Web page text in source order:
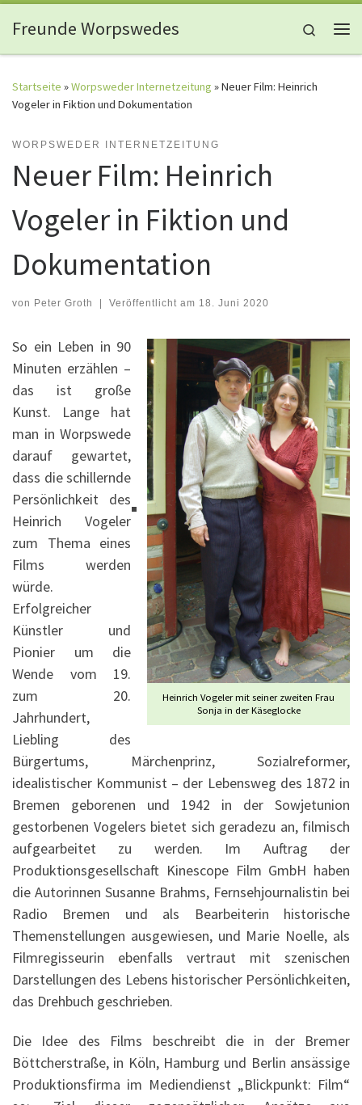
Zum Inhalt springen
Freunde Worpswedes
Search
Startseite »Worpsweder Internetzeitung »Neuer Film: Heinrich
Vogeler in Fiktion und Dokumentation
WORPSWEDER INTERNETZEITUNG
Neuer Film: Heinrich
Vogeler in Fiktion und
Dokumentation
von Peter Groth | Veröffentlicht am 18. Juni 2020
Heinrich Vogeler mit seiner zweiten Frau
Sonja in der Käseglocke
So ein Leben in 90
Minuten erzählen –
das ist große
Kunst. Lange hat
man in Worpswede
darauf gewartet,
dass die schillernde
Persönlichkeit des
Heinrich Vogeler
zum Thema eines
Films werden
würde.
Erfolgreicher
Künstler und
Pionier um die
Wende vom 19.
zum 20.
Jahrhundert,
Liebling des
Bürgertums, Märchenprinz, Sozialreformer,
idealistischer Kommunist – der Lebensweg des 1872 in
Bremen geborenen und 1942 in der Sowjetunion
gestorbenen Vogelers bietet sich geradezu an, filmisch
aufgearbeitet zu werden. Im Auftrag der
Produktionsgesellschaft Kinescope Film GmbH haben
die Autorinnen Susanne Brahms, Fernsehjournalistin bei
Radio Bremen und als Bearbeiterin historische
Themenstellungen ausgewiesen, und Marie Noelle, als
Filmregisseurin ebenfalls vertraut mit szenischen
Darstellungen des Lebens historischer Persönlichkeiten,
das Drehbuch geschrieben.
Die Idee des Films beschreibt die in der Bremer
Böttcherstraße, in Köln, Hamburg und Berlin ansässige
Produktionsfirma im Mediendienst „Blickpunkt: Film“